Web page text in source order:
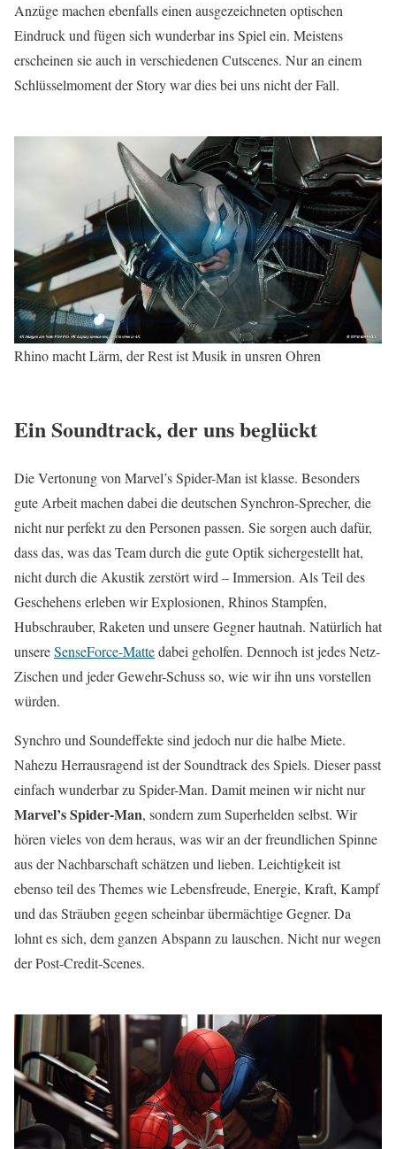
Anzüge machen ebenfalls einen ausgezeichneten optischen
Eindruck und fügen sich wunderbar ins Spiel ein. Meistens
erscheinen sie auch in verschiedenen Cutscenes. Nur an einem
Schlüsselmoment der Story war dies bei uns nicht der Fall.
Rhino macht Lärm, der Rest ist Musik in unsren Ohren
Ein Soundtrack, der uns beglückt
Die Vertonung von Marvel’s Spider-Man ist klasse. Besonders
gute Arbeit machen dabei die deutschen Synchron-Sprecher, die
nicht nur perfekt zu den Personen passen. Sie sorgen auch dafür,
dass das, was das Team durch die gute Optik sichergestellt hat,
nicht durch die Akustik zerstört wird – Immersion. Als Teil des
Geschehens erleben wir Explosionen, Rhinos Stampfen,
Hubschrauber, Raketen und unsere Gegner hautnah. Natürlich hat
unsereSenseForce-Mattedabei geholfen. Dennoch ist jedes Netz-
Zischen und jeder Gewehr-Schuss so, wie wir ihn uns vorstellen
würden.
Synchro und Soundeffekte sind jedoch nur die halbe Miete.
Nahezu Herrausragend ist der Soundtrack des Spiels. Dieser passt
einfach wunderbar zu Spider-Man. Damit meinen wir nicht nur
Marvel’s Spider-Man, sondern zum Superhelden selbst. Wir
hören vieles von dem heraus, was wir an der freundlichen Spinne
aus der Nachbarschaft schätzen und lieben. Leichtigkeit ist
ebenso teil des Themes wie Lebensfreude, Energie, Kraft, Kampf
und das Sträuben gegen scheinbar übermächtige Gegner. Da
lohnt es sich, dem ganzen Abspann zu lauschen. Nicht nur wegen
der Post-Credit-Scenes.